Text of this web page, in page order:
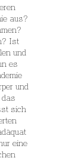
aus?
Ist
und
es
und
sich
eine